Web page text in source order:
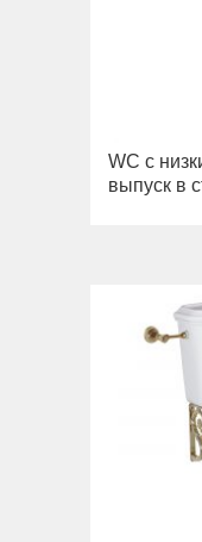
WC с
выпуск в